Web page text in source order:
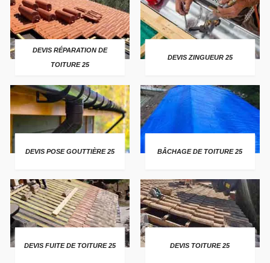
DEVIS RÉPARATION DE
TOITURE 25
DEVIS ZINGUEUR 25
DEVIS POSE GOUTTIÈRE 25 BÂCHAGE DE TOITURE 25
DEVIS FUITE DE TOITURE 25 DEVIS TOITURE 25